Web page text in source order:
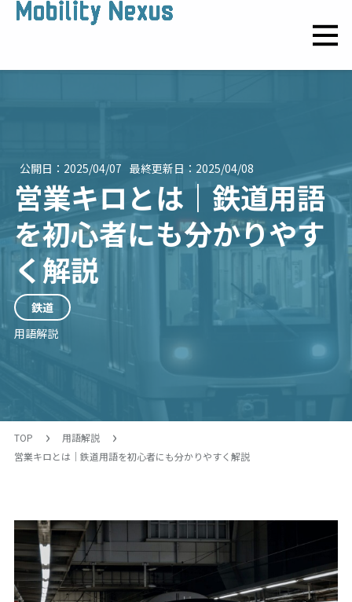
公開日： 2025/04/07 最終更新日： 2025/04/08
営業キロとは｜鉄道用語
を初心者にも分かりやす
く解説
鉄道
用語解説
TOP
用語解説
営業キロとは｜鉄道用語を初心者にも分かりやすく解説